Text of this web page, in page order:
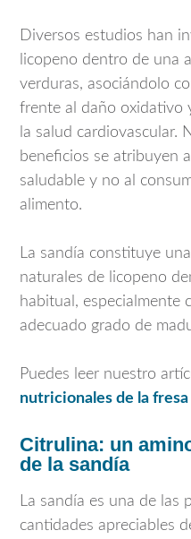
Diversos estudios han
licopeno dentro de una
verduras, asociándolo
frente al daño oxidativo
la salud cardiovascular.
beneficios se atribuyen
saludable y no al
alimento.
La sandía constituye
naturales de licopeno
habitual, especialmente
adecuado grado de
Puedes leer nuestro
nutricionales de la fresa
Citrulina: un
de la sandía
La sandía es una de las
cantidades apreciables